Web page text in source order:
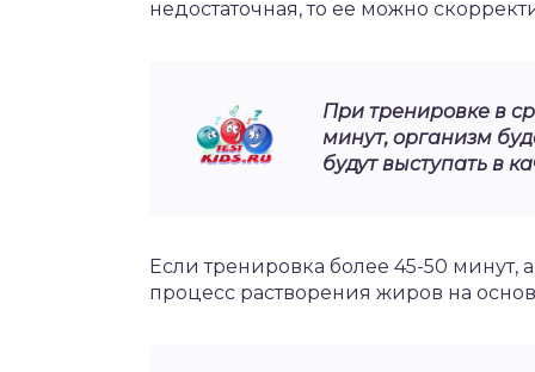
недостаточная, то ее можно
При тренировке в
минут, организм
будут выступать в
Если тренировка более 45-50
процесс растворения жиров на